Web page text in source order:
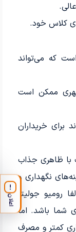
کلاس خود.
که می‌تواند
ممکن است
برای خریداران
با ظاهری جذاب
نگهداری و
رومیو جولیتا
شما باشد. اما
کمتر و مصرف
!
اعلان